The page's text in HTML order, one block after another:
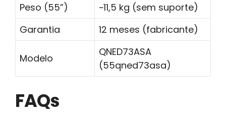
Peso (55”)
~11,5 kg (sem suporte)
Garantia
12 meses (fabricante)
Modelo
QNED73ASA
(55qned73asa)
FAQs